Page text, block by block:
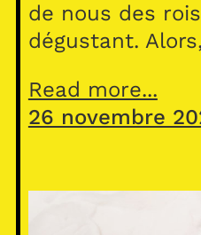
de nous des
dégustant.
Read more...
26 novembre